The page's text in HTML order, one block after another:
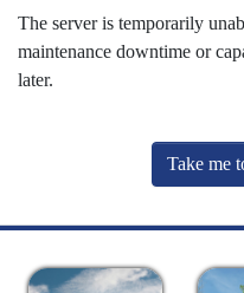
The server is temporarily
maintenance downtime or
later.
Take me